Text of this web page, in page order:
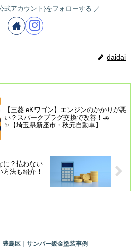
式アカウント}をフォローする
daidai
【三菱 eKワゴン】エンジンのかかりが悪
い？スパークプラグ交換で改善！🚗
✨【埼玉県新座市・秋元自動車】
に？払わない
法も紹介！
島区｜サンバー鈑金塗装事例